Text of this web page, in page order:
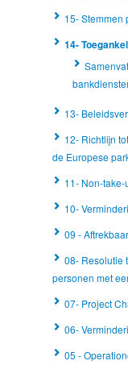
15- Stemmen
14-
13-
12- Richtlijn
de Europese
11- Non-take-
10-
09 -
08- Resolutie
personen met
07- Project
06-
05 -